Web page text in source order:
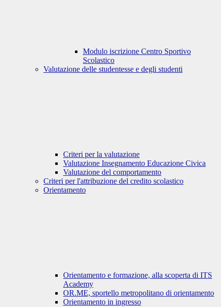
Modulo iscrizione Centro Sportivo
Scolastico
Valutazione delle studentesse e degli studenti
Criteri per la valutazione
Valutazione Insegnamento Educazione Civica
Valutazione del comportamento
Criteri per l'attribuzione del credito scolastico
Orientamento
Orientamento e formazione, alla scoperta di ITS
Academy
OR.ME, sportello metropolitano di orientamento
Orientamento in ingresso